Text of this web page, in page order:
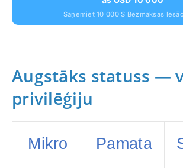
Saņemiet 10 000 $ Bezmaksas
Augstāks statuss —
privilēģiju
Mikro Pamata